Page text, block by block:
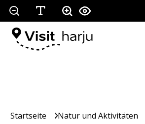
Startseite Natur und Aktivitäten